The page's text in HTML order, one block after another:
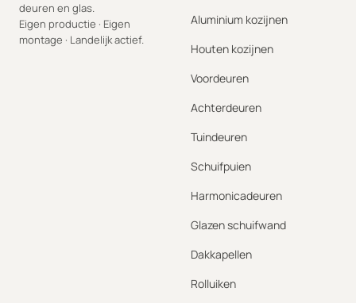
deuren en glas.
Eigen productie · Eigen
montage · Landelijk actief.
Aluminium kozijnen
Houten kozijnen
Voordeuren
Achterdeuren
Tuindeuren
Schuifpuien
Harmonicadeuren
Glazen schuifwand
Dakkapellen
Rolluiken